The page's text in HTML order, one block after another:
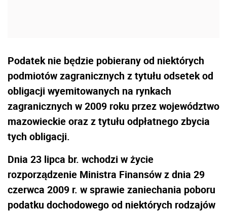
Podatek nie będzie pobierany od niektórych
podmiotów zagranicznych z tytułu odsetek od
obligacji wyemitowanych na rynkach
zagranicznych w 2009 roku przez województwo
mazowieckie oraz z tytułu odpłatnego zbycia
tych obligacji.
Dnia 23 lipca br. wchodzi w życie
rozporządzenie Ministra Finansów z dnia 29
czerwca 2009 r. w sprawie zaniechania poboru
podatku dochodowego od niektórych rodzajów